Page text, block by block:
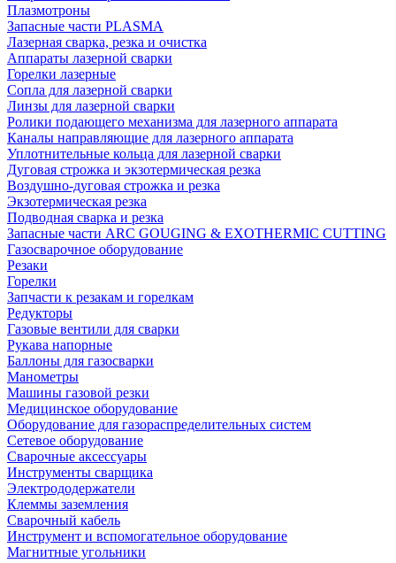
Плазмотроны
Запасные части PLASMA
Лазерная сварка, резка и очистка
Аппараты лазерной сварки
Горелки лазерные
Сопла для лазерной сварки
Линзы для лазерной сварки
Ролики подающего механизма для лазерного аппарата
Каналы направляющие для лазерного аппарата
Уплотнительные кольца для лазерной сварки
Дуговая строжка и экзотермическая резка
Воздушно-дуговая строжка и резка
Экзотермическая резка
Подводная сварка и резка
Запасные части ARC GOUGING & EXOTHERMIC CUTTING
Газосварочное оборудование
Резаки
Горелки
Запчасти к резакам и горелкам
Редукторы
Газовые вентили для сварки
Рукава напорные
Баллоны для газосварки
Манометры
Машины газовой резки
Медицинское оборудование
Оборудование для газораспределительных систем
Сетевое оборудование
Сварочные аксессуары
Инструменты сварщика
Электрододержатели
Клеммы заземления
Сварочный кабель
Инструмент и вспомогательное оборудование
Магнитные угольники